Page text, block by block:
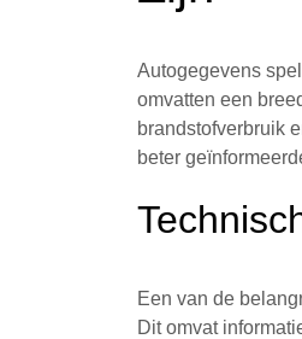
Autogegevens
omvatten een
brandstofverbruik
beter
Een van de
Dit omvat